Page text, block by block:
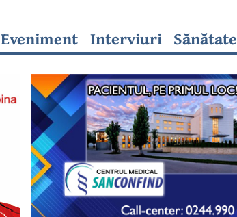
Eveniment Interviuri Sănătate